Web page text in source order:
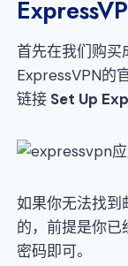
首先在我们购买
ExpressVPN的
链接 Set Up
如果你无法找到
的，前提是你已
密码即可。